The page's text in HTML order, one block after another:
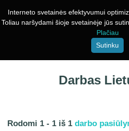
Interneto svetainės efektyvumui
Toliau naršydami šioje svetainėje jūs
Plačiau
Sutinku
Darbas
Rodomi 1 - 1 iš 1 darbo